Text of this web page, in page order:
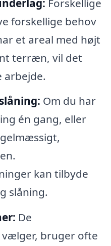
forskellige behov
et areal med højt
terræn, vil det
arbejde.
Om du har
én gang, eller
kan tilbyde
slåning.
De
bruger ofte